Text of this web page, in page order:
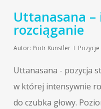
Uttanasana
rozciąganie
Autor: Piotr Kunstler
Uttanasana - pozycja
w której intensywnie
do czubka głowy.